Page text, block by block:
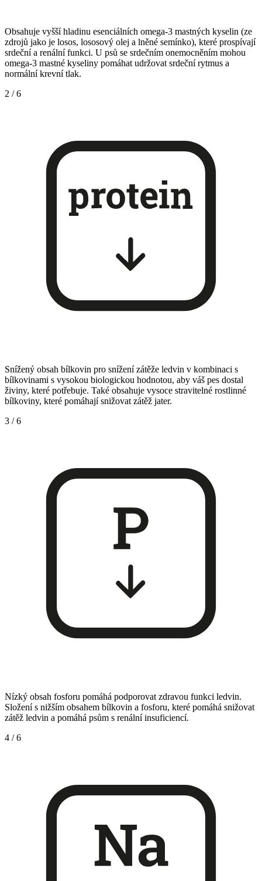
Obsahuje vyšší hladinu esenciálních omega-3 mastných kyselin (ze
zdrojů jako je losos, lososový olej a lněné semínko), které prospívají
srdeční a renální funkci. U psů se srdečním onemocněním mohou
omega-3 mastné kyseliny pomáhat udržovat srdeční rytmus a
normální krevní tlak.
2 /6
Snížený obsah bílkovin pro snížení zátěže ledvin v kombinaci s
bílkovinami s vysokou biologickou hodnotou, aby váš pes dostal
živiny, které potřebuje. Také obsahuje vysoce stravitelné rostlinné
bílkoviny, které pomáhají snižovat zátěž jater.
3 /6
Nízký obsah fosforu pomáhá podporovat zdravou funkci ledvin.
Složení s nižším obsahem bílkovin a fosforu, které pomáhá snižovat
zátěž ledvin a pomáhá psům s renální insuficiencí.
4 /6